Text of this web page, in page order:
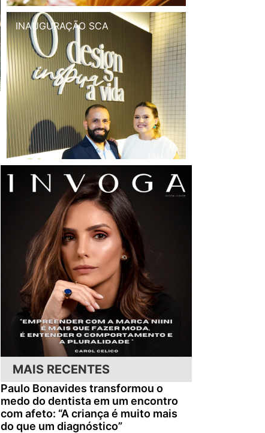
INAUGURAÇÃO SCA
MAIS RECENTES
Paulo Bonavides transformou o
medo do dentista em um encontro
com afeto: “A criança é muito mais
do que um diagnóstico”